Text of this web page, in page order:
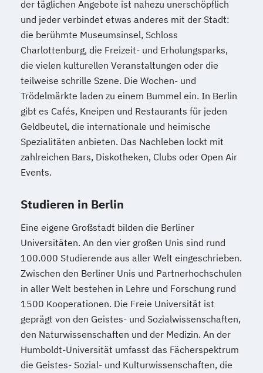
der täglichen Angebote ist nahezu unerschöpflich
und jeder verbindet etwas anderes mit der Stadt:
die berühmte Museumsinsel, Schloss
Charlottenburg, die Freizeit- und Erholungsparks,
die vielen kulturellen Veranstaltungen oder die
teilweise schrille Szene. Die Wochen- und
Trödelmärkte laden zu einem Bummel ein. In Berlin
gibt es Cafés, Kneipen und Restaurants für jeden
Geldbeutel, die internationale und heimische
Spezialitäten anbieten. Das Nachleben lockt mit
zahlreichen Bars, Diskotheken, Clubs oder Open Air
Events.
Studieren in Berlin
Eine eigene Großstadt bilden die Berliner
Universitäten. An den vier großen Unis sind rund
100.000 Studierende aus aller Welt eingeschrieben.
Zwischen den Berliner Unis und Partnerhochschulen
in aller Welt bestehen in Lehre und Forschung rund
1500 Kooperationen. Die Freie Universität ist
geprägt von den Geistes- und Sozialwissenschaften,
den Naturwissenschaften und der Medizin. An der
Humboldt-Universität umfasst das Fächerspektrum
die Geistes- Sozial- und Kulturwissenschaften, die